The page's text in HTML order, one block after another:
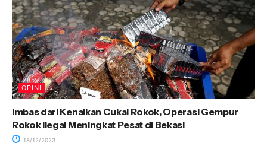
OPINI
Imbas dari Kenaikan Cukai Rokok, Operasi Gempur
Rokok Ilegal Meningkat Pesat di Bekasi
18/12/2023